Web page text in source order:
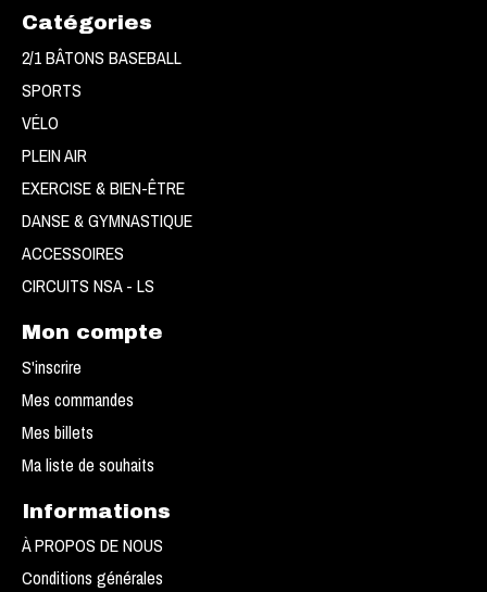
Catégories
2/1 BÂTONS BASEBALL
SPORTS
VÉLO
PLEIN AIR
EXERCISE & BIEN-ÊTRE
DANSE & GYMNASTIQUE
ACCESSOIRES
CIRCUITS NSA - LS
Mon compte
S'inscrire
Mes commandes
Mes billets
Ma liste de souhaits
Informations
À PROPOS DE NOUS
Conditions générales